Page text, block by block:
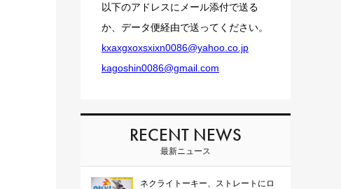
以下のアドレスにメール添付で送る
か、データ便経由で送ってください。
kxaxgxoxsxixn0086@yahoo.co.jp
kagoshin0086@gmail.com
RECENT NEWS
最新ニュース
ネクライトーキー、ストレートにロ